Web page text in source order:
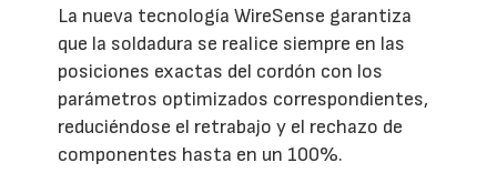
La nueva tecnología WireSense garantiza
que la soldadura se realice siempre en las
posiciones exactas del cordón con los
parámetros optimizados correspondientes,
reduciéndose el retrabajo y el rechazo de
componentes hasta en un 100%.